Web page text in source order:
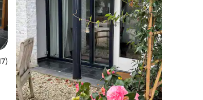
შეფასებაა 5‑დან 5, 17 მიმოხილვა